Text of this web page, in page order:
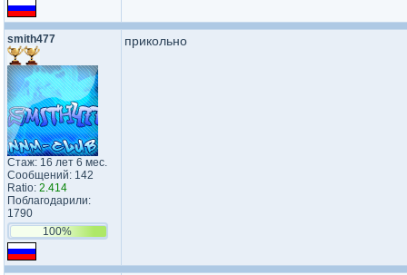
smith477
Стаж: 16 лет 6 мес.
Сообщений: 142
Ratio: 2.414
Поблагодарили:
1790
100%
прикольно